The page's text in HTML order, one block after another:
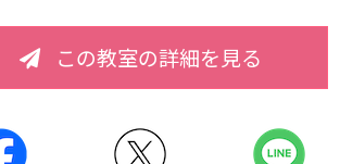
この教室の詳細を見る